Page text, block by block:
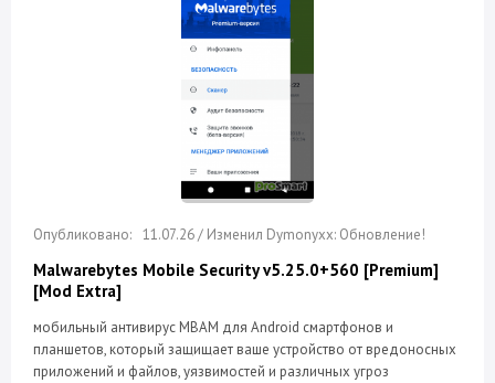
11.07.26 / Изменил Dymonyxx: Обновление!
Malwarebytes Mobile Security v5.25.0+560 [Premium]
[Mod Extra]
мобильный антивирус MBAM для Android смартфонов и
планшетов, который защищает ваше устройство от вредоносных
приложений и файлов, уязвимостей и различных угроз